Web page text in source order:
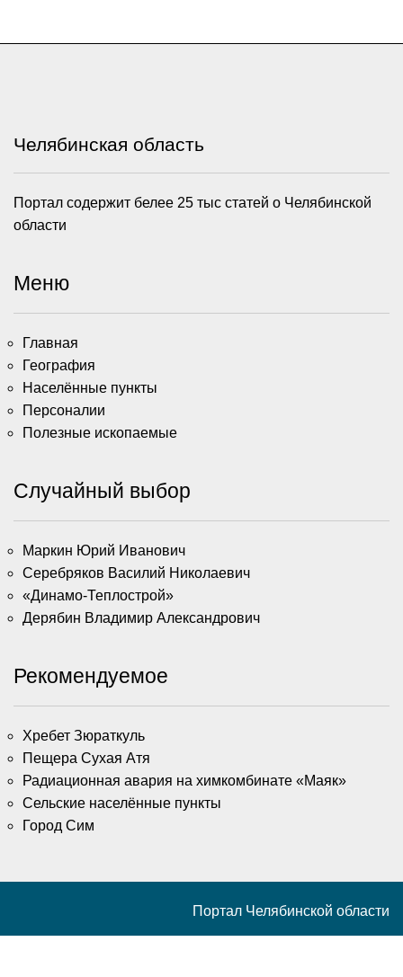
Челябинская область
Портал содержит белее 25 тыс статей о Челябинской
области
Меню
Главная
География
Населённые пункты
Персоналии
Полезные ископаемые
Случайный выбор
Маркин Юрий Иванович
Серебряков Василий Николаевич
«Динамо-Теплострой»
Дерябин Владимир Александрович
Рекомендуемое
Хребет Зюраткуль
Пещера Сухая Атя
Радиационная авария на химкомбинате «Маяк»
Сельские населённые пункты
Город Сим
Портал Челябинской области